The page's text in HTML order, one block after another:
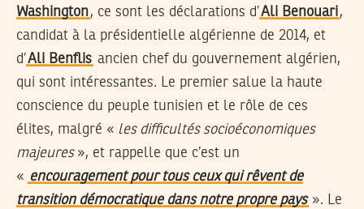
Washington, ce sont les déclarations d’Ali Benouari,
candidat à la présidentielle algérienne de 2014, et
d’Ali Benflis ancien chef du gouvernement algérien,
qui sont intéressantes. Le premier salue la haute
conscience du peuple tunisien et le rôle de ces
élites, malgré « les difficultés socioéconomiques
majeures», et rappelle que c’est un
« encouragement pour tous ceux qui rêvent de
transition démocratique dans notre propre pays ». Le